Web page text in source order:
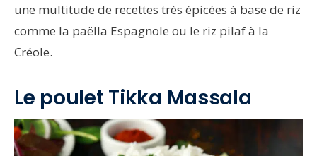
une multitude de recettes très épicées à base de riz
comme la paëlla Espagnole ou le riz pilaf à la
Créole.
Le poulet Tikka Massala